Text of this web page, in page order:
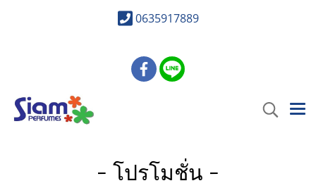
0635917889
- โปรโมชั่น -